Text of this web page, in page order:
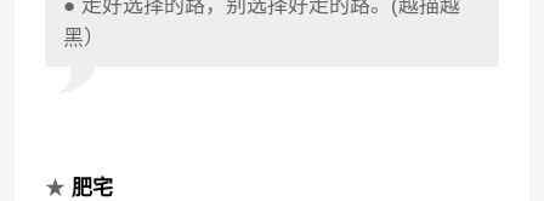
● 走好选择的路，别选择好走的路。(越描越
黑）
★肥宅